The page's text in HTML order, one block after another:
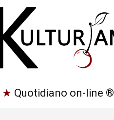
★ Quotidiano on-line ®